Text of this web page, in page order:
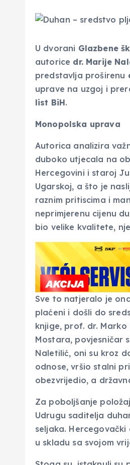
U dvorani Glazbene
autorice dr. Marije
predstavlja proširenu
uprave na uzgoj i
list BiH.
Monopolska uprava
Autorica analizira
duboko utjecala na
Hercegovini i staroj
Ugarskoj, a što je
raznim pritiscima i
neprimjerenu cijenu
bio velike kvalitete,
Sve to natjeralo je
plaćeni i došli do
knjige, prof. dr.
Mostara, povjesničar
Naletilić, oni su kroz
odnose, vršio stalni
obezvrijedio, a
Za poboljšanje
Udrugu saditelja
seljaka.
u skladu sa svojom